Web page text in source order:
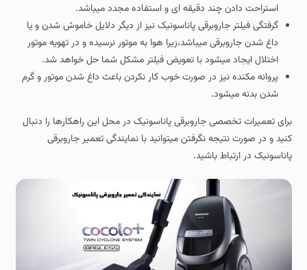
استراحت دادن چند دقیقه ای و استفاده مجدد میباشد.
گرفتگی فیلتر جاروبرقی پاناسونیک نیز از دیگر دلایل خاموش شدن و یا
داغ شدن جاروبرقی میباشد،زیرا هوا به موتور نرسیده و در تهویه موتور
اختلال ایجاد میشود با تعویض فیلتر مشکل شما حل خواهد شد.
پروانه مکنده نیز در صورت خوب کار نکردن باعث داغ شدن موتور و گرم
شدن بدنه میشود.
برای تعمیرات تخصصی جاروبرقی پاناسونیک در محل این راهکارها را دنبال
کنید و در صورت نتیجه نگرفتن میتوانید با نمایندگی تعمیر جاروبرقی
پاناسونیک در ارتباط باشید.